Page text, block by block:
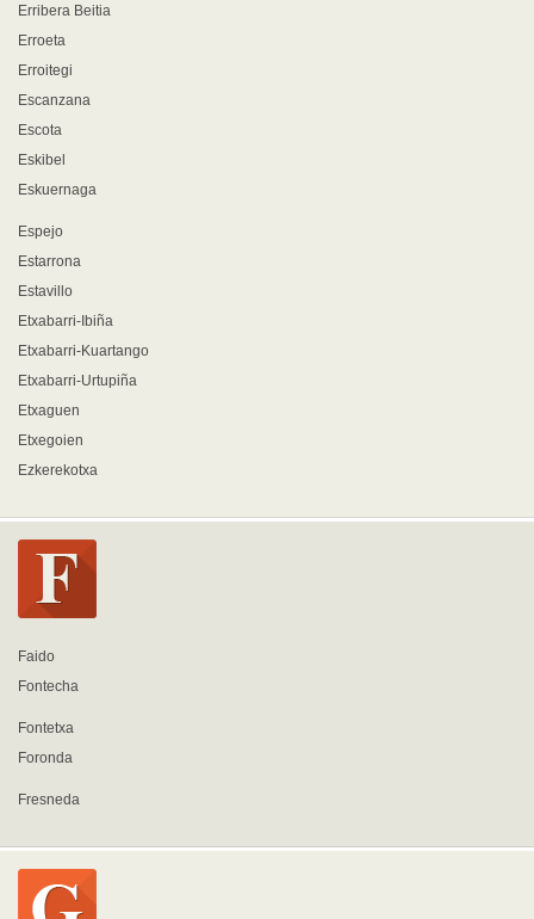
Erribera Beitia
Erroeta
Erroitegi
Escanzana
Escota
Eskibel
Eskuernaga
Espejo
Estarrona
Estavillo
Etxabarri-Ibiña
Etxabarri-Kuartango
Etxabarri-Urtupiña
Etxaguen
Etxegoien
Ezkerekotxa
Faido
Fontecha
Fontetxa
Foronda
Fresneda